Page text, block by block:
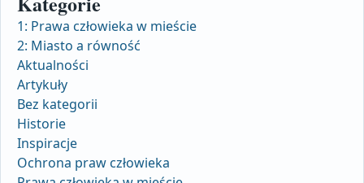
1: Prawa człowieka w mieście
2: Miasto a równość
Aktualności
Artykuły
Bez kategorii
Historie
Inspiracje
Ochrona praw człowieka